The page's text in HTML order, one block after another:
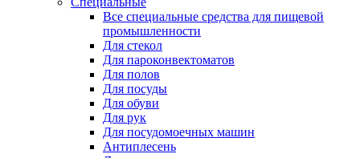
Все специальные средства для пищевой
промышленности
Для стекол
Для пароконвектоматов
Для полов
Для посуды
Для обуви
Для рук
Для посудомоечных машин
Антиплесень